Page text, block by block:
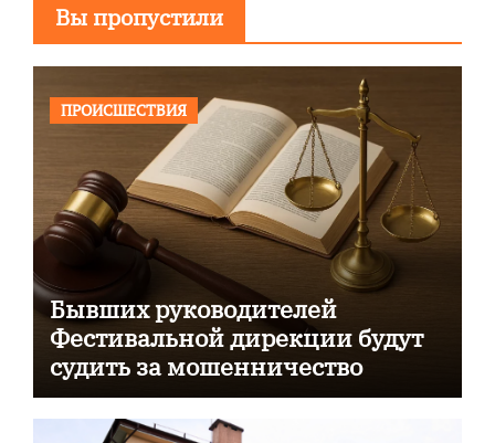
Вы пропустили
ПРОИСШЕСТВИЯ
Бывших руководителей
Фестивальной дирекции будут
судить за мошенничество